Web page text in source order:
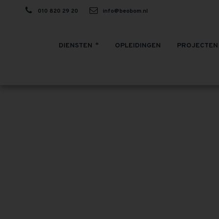
010 820 29 20 info@beobom.nl
DIENSTEN OPLEIDINGEN PROJECTEN